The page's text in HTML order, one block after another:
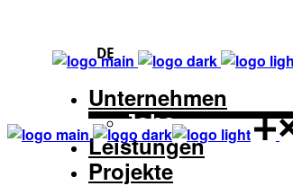
DE
Unternehmen
Jobs
Leistungen
Projekte